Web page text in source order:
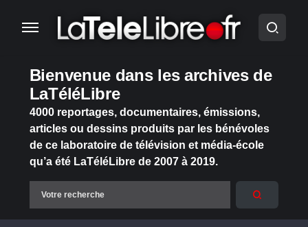
Bienvenue dans les archives de
LaTéléLibre
4000 reportages, documentaires, émissions,
articles ou dessins produits par les bénévoles
de ce laboratoire de télévision et média-école
qu’a été LaTéléLibre de 2007 à 2019.